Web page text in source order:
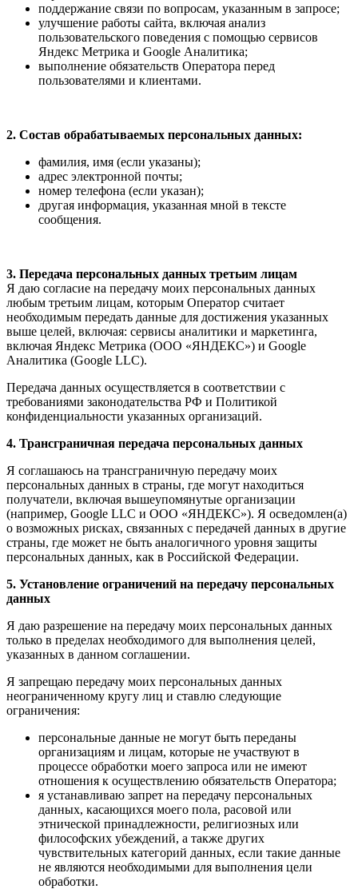
поддержание связи по вопросам, указанным в запросе;
улучшение работы сайта, включая анализ
пользовательского поведения с помощью сервисов
Яндекс Метрика и Google Аналитика;
выполнение обязательств Оператора перед
пользователями и клиентами.
2. Состав обрабатываемых персональных данных:
фамилия, имя (если указаны);
адрес электронной почты;
номер телефона (если указан);
другая информация, указанная мной в тексте
сообщения.
3. Передача персональных данных третьим лицам
Я даю согласие на передачу моих персональных данных
любым третьим лицам, которым Оператор считает
необходимым передать данные для достижения указанных
выше целей, включая: сервисы аналитики и маркетинга,
включая Яндекс Метрика (ООО «ЯНДЕКС») и Google
Аналитика (Google LLC).
Передача данных осуществляется в соответствии с
требованиями законодательства РФ и Политикой
конфиденциальности указанных организаций.
4. Трансграничная передача персональных данных
Я соглашаюсь на трансграничную передачу моих
персональных данных в страны, где могут находиться
получатели, включая вышеупомянутые организации
(например, Google LLC и ООО «ЯНДЕКС»). Я осведомлен(а)
о возможных рисках, связанных с передачей данных в другие
страны, где может не быть аналогичного уровня защиты
персональных данных, как в Российской Федерации.
5. Установление ограничений на передачу персональных
данных
Я даю разрешение на передачу моих персональных данных
только в пределах необходимого для выполнения целей,
указанных в данном соглашении.
Я запрещаю передачу моих персональных данных
неограниченному кругу лиц и ставлю следующие
ограничения:
персональные данные не могут быть переданы
организациям и лицам, которые не участвуют в
процессе обработки моего запроса или не имеют
отношения к осуществлению обязательств Оператора;
я устанавливаю запрет на передачу персональных
данных, касающихся моего пола, расовой или
этнической принадлежности, религиозных или
философских убеждений, а также других
чувствительных категорий данных, если такие данные
не являются необходимыми для выполнения цели
обработки.